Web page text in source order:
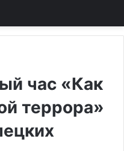
час «Как
террора»